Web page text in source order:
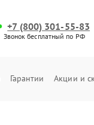
+7 (800) 301-55-83
Звонок бесплатный по РФ
Гарантии Акции и